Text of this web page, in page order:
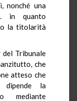
nonché una
in quanto
la titolarità
del Tribunale
che
atteso che
dipende la
mediante